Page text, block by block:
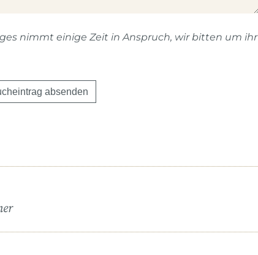
nimmt einige Zeit in Anspruch, wir bitten um ihr